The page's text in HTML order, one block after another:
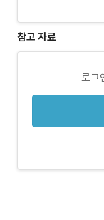
참고 자료
로그